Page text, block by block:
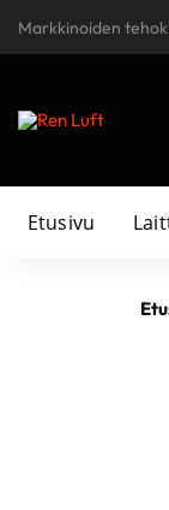
Markkinoiden
Etusivu